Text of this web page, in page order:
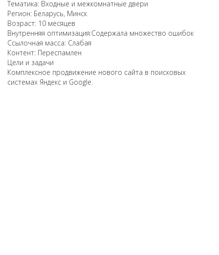
Тематика: Входные и межкомнатные двери
Регион: Беларусь, Минск
Возраст: 10 месяцев
Внутренняя оптимизация:Содержала множество ошибок
Ссылочная масса: Слабая
Контент: Переспамлен
Цели и задачи
Комплексное продвижение нового сайта в поисковых
системах Яндекс и Google.